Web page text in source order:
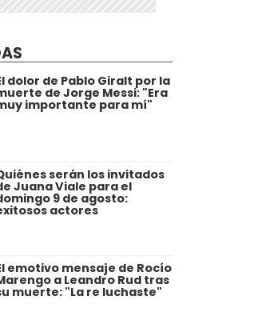
dolor de Pablo Giralt por la
de Jorge Messi: "Era
importante para mí"
serán los invitados
Juana Viale para el
9 de agosto:
actores
emotivo mensaje de Rocío
a Leandro Rud tras
muerte: "La re luchaste"